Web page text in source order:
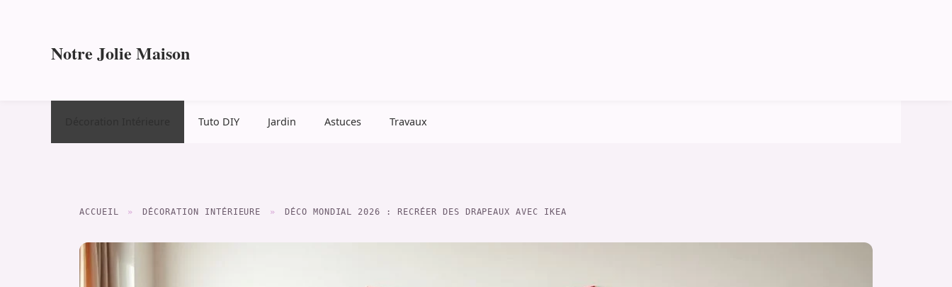
Notre Jolie Maison
Tuto DIY Jardin Astuces Travaux
ACCUEIL » DÉCORATION INTÉRIEURE » DÉCO MONDIAL 2026 : RECRÉER DES DRAPEAUX AVEC IKEA